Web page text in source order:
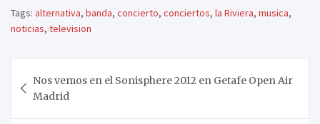
Tags: alternativa, banda, concierto, conciertos, la Riviera, musica,
noticias, television
de
entradas
Nos vemos en el Sonisphere 2012 en Getafe Open Air
Madrid